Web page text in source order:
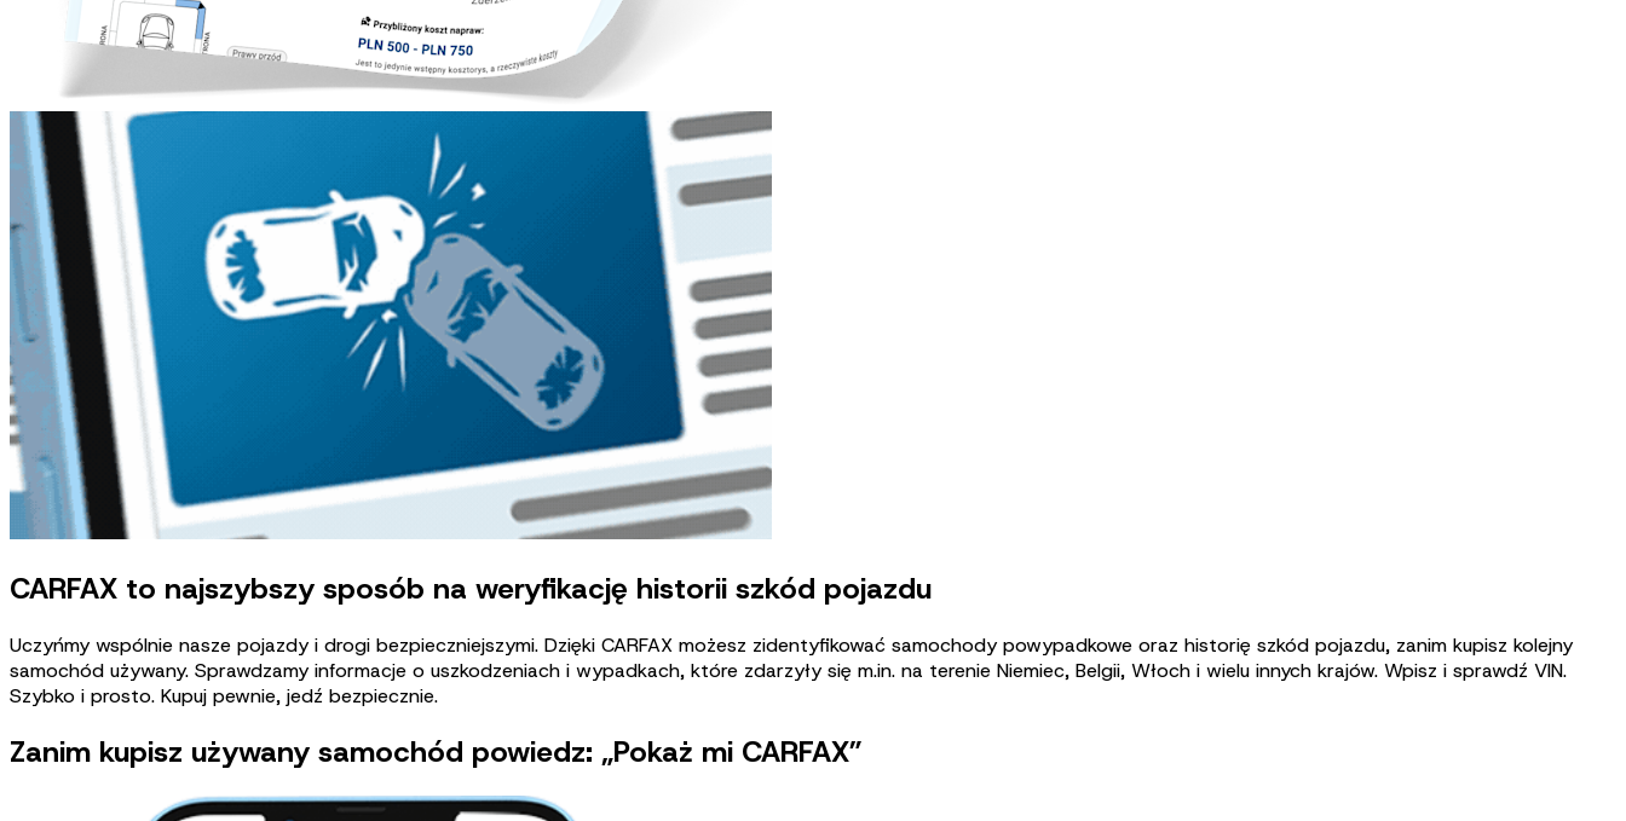
CARFAX to najszybszy sposób na weryfikację historii szkód pojazdu
Uczyńmy wspólnie nasze pojazdy i drogi bezpieczniejszymi. Dzięki CARFAX możesz zidentyfikować samochody powypadkowe oraz historię szkód pojazdu, zanim kupisz kolejny
samochód używany. Sprawdzamy informacje o uszkodzeniach i wypadkach, które zdarzyły się m.in. na terenie Niemiec, Belgii, Włoch i wielu innych krajów. Wpisz i sprawdź VIN.
Szybko i prosto. Kupuj pewnie, jedź bezpiecznie.
Zanim kupisz używany samochód powiedz: „Pokaż mi CARFAX”